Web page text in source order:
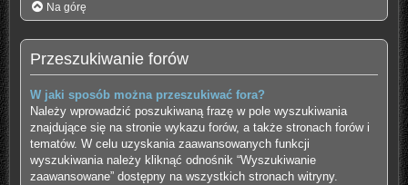
Na górę
Przeszukiwanie forów
W jaki sposób można przeszukiwać fora?
Należy wprowadzić poszukiwaną frazę w pole wyszukiwania
znajdujące się na stronie wykazu forów, a także stronach forów i
tematów. W celu uzyskania zaawansowanych funkcji
wyszukiwania należy kliknąć odnośnik “Wyszukiwanie
zaawansowane” dostępny na wszystkich stronach witryny.